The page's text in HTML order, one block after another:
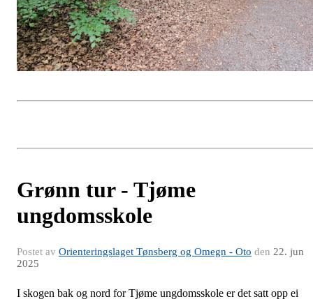
Grønn tur - Tjøme
ungdomsskole
Postet av Orienteringslaget Tønsberg og Omegn - Oto den 22. jun
2025
I skogen bak og nord for Tjøme ungdomsskole er det satt opp ei